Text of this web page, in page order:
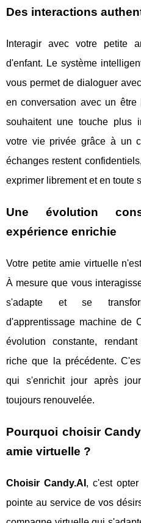
Des interactions
Interagir avec votre petite
d'enfant. Le système
vous permet de dialoguer
en conversation avec un
souhaitent une touche plus
votre vie privée grâce à un
échanges restent
exprimer librement et en toute
Une évolution
expérience enrichie
Votre petite amie virtuelle
À mesure que vous
s'adapte et se
d'apprentissage machine de
évolution constante,
riche que la précédente.
qui s'enrichit jour après
toujours renouvelée.
Pourquoi choisir
amie virtuelle ?
Choisir Candy.AI , c'est
pointe au service de vos